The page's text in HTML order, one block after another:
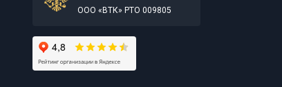
ООО «ВТК» РТО 009805